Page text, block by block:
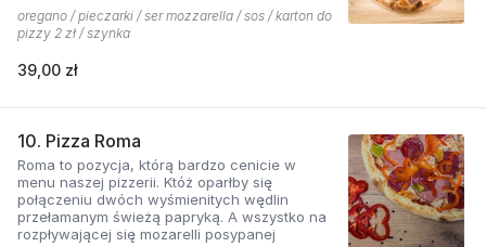
oregano / pieczarki / ser mozzarella / sos / karton do
pizzy 2 zł / szynka
39,00 zł
10. Pizza Roma
Roma to pozycja, którą bardzo cenicie w
menu naszej pizzerii. Któż oparłby się
połączeniu dwóch wyśmienitych wędlin
przełamanym świeżą papryką. A wszystko na
rozpływającej się mozarelli posypanej